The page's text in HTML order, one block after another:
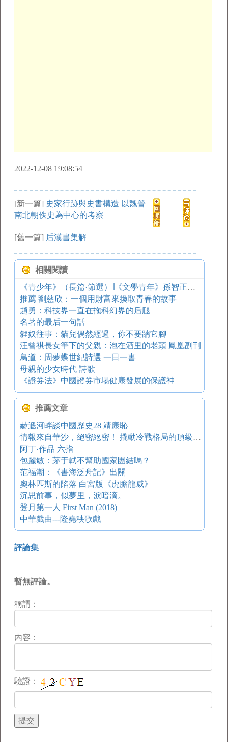
2022-12-08 19:08:54
[新一篇] 史家行跡與史書構造 以魏晉
南北朝佚史為中心的考察
[舊一篇] 后漢書集解
相關閱讀
《青少年》（長篇·節選）∣《文學青年》孫智正專號
推薦 劉慈欣：一個用財富來換取青春的故事
趙勇：科技界一直在拖科幻界的后腿
名著的最后一句話
貍奴往事：貓兒偶然經過，你不要踹它腳
汪曾祺長女筆下的父親：泡在酒里的老頭 鳳凰副刊
鳥道：周夢蝶世紀詩選 一日一書
母親的少女時代 詩歌
《證券法》中國證券市場健康發展的保護神
推薦文章
赫遜河畔談中國歷史28 靖康恥
情報來自華沙，絕密絕密！ 撬動冷戰格局的頂級間諜庫克林斯基
阿丁·作品 六指
包麗敏：茅于軾不幫助國家團結嗎？
范福潮：《書海泛舟記》出關
奧林匹斯的陷落 白宮版《虎膽龍威》
沉思前事，似夢里，淚暗滴。
登月第一人 First Man (2018)
中華戲曲---隆堯秧歌戲
評論集
暫無評論。
稱謂：
内容：
驗證：